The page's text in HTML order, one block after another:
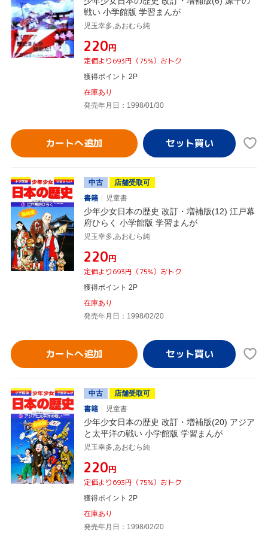
戦い 小学館版 学習まんが
児玉幸多,あおむら純
¥220円
定価より693円（75%）おトク
獲得ポイント 2P
在庫あり
発売年月日：1998/01/30
カートへ追加
中古
店舗受取可
書籍
児童書
少年少女日本の歴史 改訂・増補版(12) 江戸幕
府ひらく 小学館版 学習まんが
児玉幸多,あおむら純
¥220円
定価より693円（75%）おトク
獲得ポイント 2P
在庫あり
発売年月日：1998/02/20
カートへ追加
中古
店舗受取可
書籍
児童書
少年少女日本の歴史 改訂・増補版(20) アジア
と太平洋の戦い 小学館版 学習まんが
児玉幸多,あおむら純
¥220円
定価より693円（75%）おトク
獲得ポイント 2P
在庫あり
発売年月日：1998/02/20